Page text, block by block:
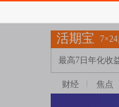
财经 焦点